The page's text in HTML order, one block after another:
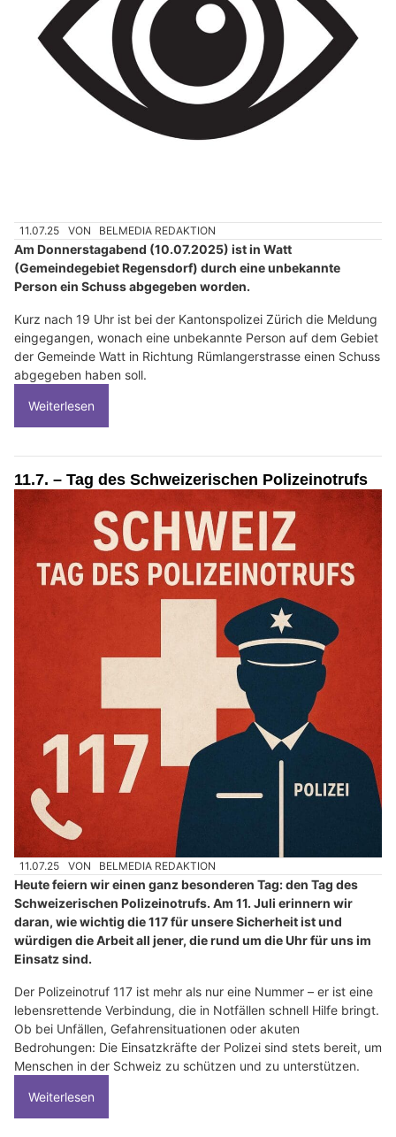
11.07.25 VON BELMEDIA REDAKTION
Am Donnerstagabend (10.07.2025) ist in Watt
(Gemeindegebiet Regensdorf) durch eine unbekannte
Person ein Schuss abgegeben worden.
Kurz nach 19 Uhr ist bei der Kantonspolizei Zürich die Meldung
eingegangen, wonach eine unbekannte Person auf dem Gebiet
der Gemeinde Watt in Richtung Rümlangerstrasse einen Schuss
abgegeben haben soll.
Weiterlesen
11.7. – Tag des Schweizerischen Polizeinotrufs
11.07.25 VON BELMEDIA REDAKTION
Heute feiern wir einen ganz besonderen Tag: den Tag des
Schweizerischen Polizeinotrufs. Am 11. Juli erinnern wir
daran, wie wichtig die 117 für unsere Sicherheit ist und
würdigen die Arbeit all jener, die rund um die Uhr für uns im
Einsatz sind.
Der Polizeinotruf 117 ist mehr als nur eine Nummer – er ist eine
lebensrettende Verbindung, die in Notfällen schnell Hilfe bringt.
Ob bei Unfällen, Gefahrensituationen oder akuten
Bedrohungen: Die Einsatzkräfte der Polizei sind stets bereit, um
Menschen in der Schweiz zu schützen und zu unterstützen.
Weiterlesen